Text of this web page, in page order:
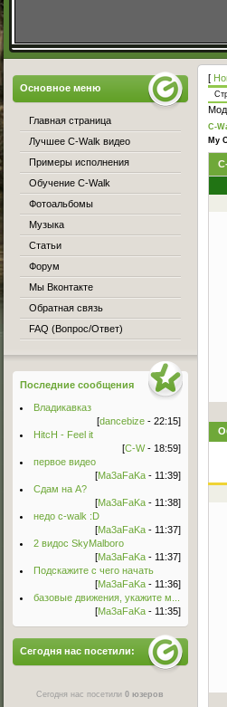
[
C-
My
Основное меню
Главная страница
Лучшее C-Walk видео
Примеры исполнения
Обучение C-Walk
Фотоальбомы
Музыка
Статьи
Форум
Мы Вконтакте
Обратная связь
FAQ (Вопрос/Ответ)
Последние сообщения
Владикавказ
[dancebize - 22:15]
HitcH - Feel it
[C-W- 18:59]
первое видео
[Ma3aFaKa - 11:39]
Сдам на А?
[Ma3aFaKa - 11:38]
недо c-walk :D
[Ma3aFaKa - 11:37]
2 видос SkyMalboro
[Ma3aFaKa - 11:37]
Подскажите с чего начать
[Ma3aFaKa - 11:36]
базовые движения, укажите м...
[Ma3aFaKa - 11:35]
Сегодня нас посетили:
Сегодня нас посетили0 юзеров